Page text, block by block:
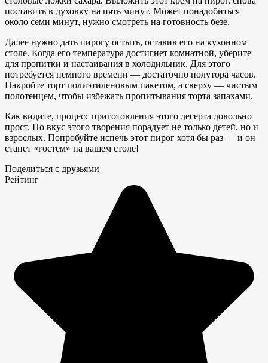
поставить в духовку на пять минут. Может понадобиться
около семи минут, нужно смотреть на готовность безе.
Далее нужно дать пирогу остыть, оставив его на кухонном
столе. Когда его температура достигнет комнатной, уберите
для пропитки и настаивания в холодильник. Для этого
потребуется немного времени — достаточно полутора часов.
Накройте торт полиэтиленовым пакетом, а сверху — чистым
полотенцем, чтобы избежать пропитывания торта запахами.
Как видите, процесс приготовления этого десерта довольно
прост. Но вкус этого творения порадует не только детей, но и
взрослых. Попробуйте испечь этот пирог хотя бы раз — и он
станет «гостем» на вашем столе!
Поделиться с друзьями
Рейтинг